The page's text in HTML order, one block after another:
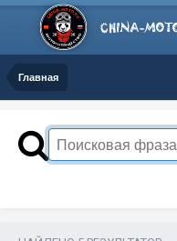
Главная